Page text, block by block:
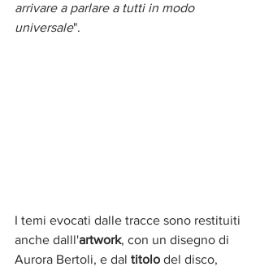
arrivare a parlare a tutti in modo
universale".
I temi evocati dalle tracce sono restituiti
anche dalll'artwork, con un disegno di
Aurora Bertoli, e dal titolo del disco,